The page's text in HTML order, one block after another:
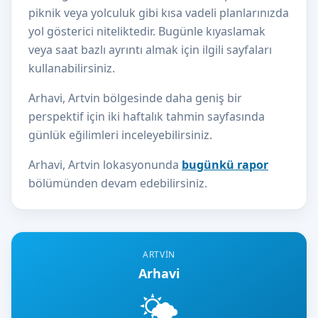
ARTVIN
Arhavi
🌤️
piknik veya yolculuk gibi kısa vadeli planlarınızda
yol gösterici niteliktedir. Bugünle kıyaslamak
veya saat bazlı ayrıntı almak için ilgili sayfaları
kullanabilirsiniz.
Arhavi, Artvin bölgesinde daha geniş bir
perspektif için iki haftalık tahmin sayfasında
günlük eğilimleri inceleyebilirsiniz.
Arhavi, Artvin lokasyonunda bugünkü rapor
bölümünden devam edebilirsiniz.